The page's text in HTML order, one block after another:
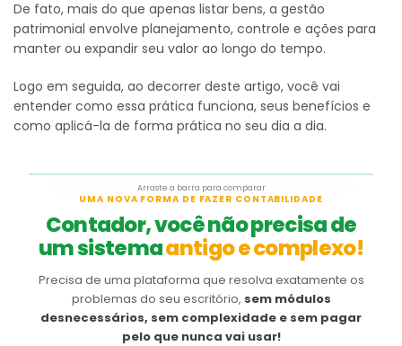
De fato, mais do que apenas listar bens, a gestão
patrimonial envolve planejamento, controle e ações para
manter ou expandir seu valor ao longo do tempo.
Logo em seguida, ao decorrer deste artigo, você vai
entender como essa prática funciona, seus benefícios e
como aplicá-la de forma prática no seu dia a dia.
Depois
Arraste a barra para comparar
UMA NOVA FORMA DE FAZER CONTABILIDADE
Contador, você não precisa de
um sistemaantigo e complexo!
Precisa de uma plataforma que resolva exatamente os
problemas do seu escritório, sem módulos
desnecessários, sem complexidade e sem pagar
pelo que nunca vai usar!